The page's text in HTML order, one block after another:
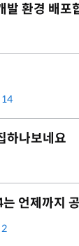
발 환경 배포
14
하나보네요
언제까지
2